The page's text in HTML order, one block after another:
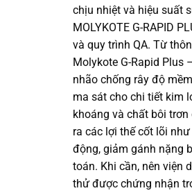
chịu nhiệt và hiệu suất
MOLYKOTE G-RAPID
và quy trình QA. Từ
Molykote G-Rapid Plus
nhão chống rây độ
ma sát cho chi tiết kim
khoáng và chất bôi
ra các lợi thế cốt lõi
động, giảm gánh nặng
toán. Khi cần, nên viện
thử được chứng nhận